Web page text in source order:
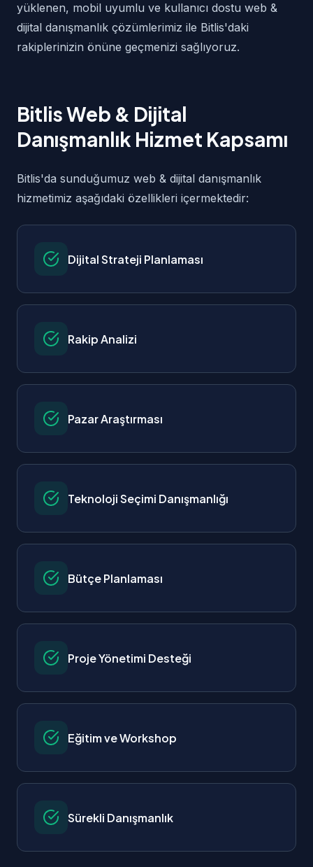
yüklenen, mobil uyumlu ve kullanıcı dostu web &
dijital danışmanlık çözümlerimiz ile Bitlis'daki
rakiplerinizin önüne geçmenizi sağlıyoruz.
Bitlis Web & Dijital
Danışmanlık Hizmet Kapsamı
Bitlis'da sunduğumuz web & dijital danışmanlık
hizmetimiz aşağıdaki özellikleri içermektedir:
Dijital Strateji Planlaması
Rakip Analizi
Pazar Araştırması
Teknoloji Seçimi Danışmanlığı
Bütçe Planlaması
Proje Yönetimi Desteği
Eğitim ve Workshop
Sürekli Danışmanlık